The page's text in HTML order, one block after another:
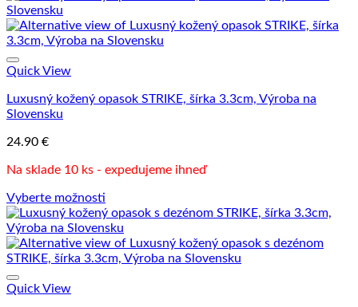
produkt
má
viacero
variantov.
Možnosti
môžete
vybrať
stránke
Quick View
Luxusný kožený opasok STRIKE, šírka 3.3cm, Výroba na
Slovensku
24.90 €
Na sklade 10 ks - expedujeme ihneď
Vyberte možnosti
Tento
produkt
má
viacero
variantov.
Možnosti
Quick View